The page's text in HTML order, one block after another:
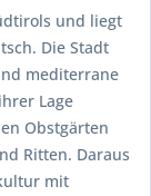
und liegt
Die Stadt
mediterrane
Lage
Obstgärten
Ritten. Daraus
mit